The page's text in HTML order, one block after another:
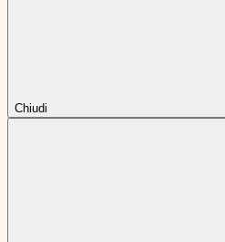
Chiudi